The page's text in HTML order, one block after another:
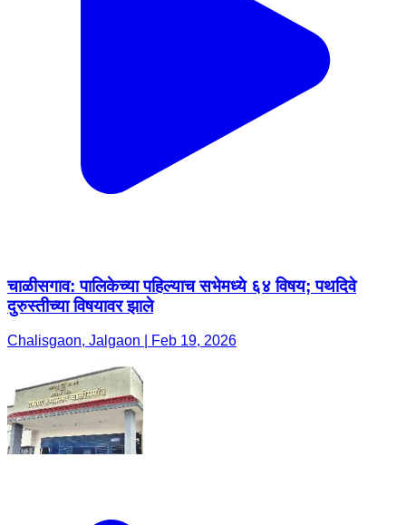
चाळीसगाव: पालिकेच्या पहिल्याच सभेमध्ये ६४ विषय; पथदिवे
दुरुस्तीच्या विषयावर झाले
Chalisgaon, Jalgaon | Feb 19, 2026